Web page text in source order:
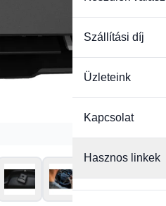
Szállítási díj
Üzleteink
Kapcsolat
Hasznos linkek